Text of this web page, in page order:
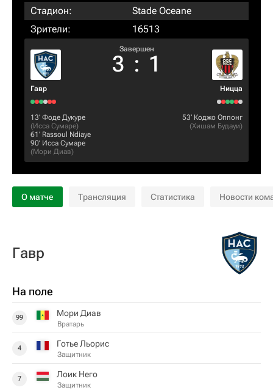
Стадион:
Stade Oceane
Зрители:
16513
Гавр
Завершен
3 : 1
Ницца
13‎’‎ Фоде Дукуре
(Исса Сумаре)
61‎’‎ Rassoul Ndiaye
90‎’‎ Исса Сумаре
(Мори Диав)
53‎’‎ Коджо Оппонг
(Хишам Будауи)
О матче Трансляция Статистика Новости
Гавр
На поле
99 Мори Диав
Вратарь
4 Готье Льорис
Защитник
7 Лоик Него
Защитник